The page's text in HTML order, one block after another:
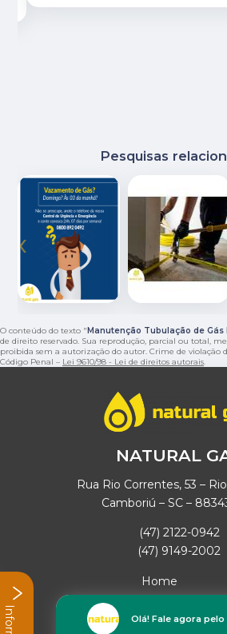
Pesquisas
‹
O conteúdo do texto " Manutenção Tubulação de
de direito reservado. Sua reprodução, parcial ou total,
proibida sem a autorização do autor. Crime de violação
Código Penal – Lei 9610/98 - Lei de direitos autorais.
NATURAL
Rua Rio Correntes, 53 –
Camboriú – SC –
(47) 2122-0942
(47) 9149-2002
Home
Empresa
Missão
Olá! Fale agora